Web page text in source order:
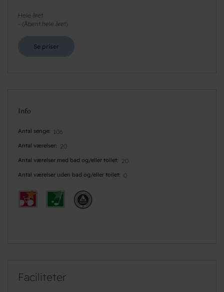
Hele året
- (Åbent hele året)
Se priser
Info
Antal senge 106
Antal værelser 20
Antal værelser med bad og/eller toilet 20
Antal værelser uden bad og/eller toilet 0
Faciliteter